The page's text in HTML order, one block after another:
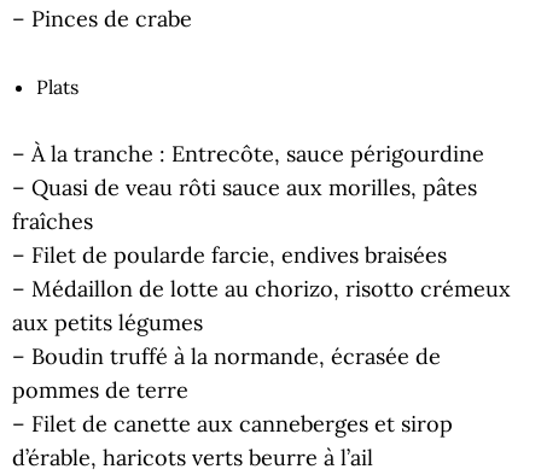
– Pinces de crabe
Plats
– À la tranche : Entrecôte, sauce périgourdine
– Quasi de veau rôti sauce aux morilles, pâtes
fraîches
– Filet de poularde farcie, endives braisées
– Médaillon de lotte au chorizo, risotto crémeux
aux petits légumes
– Boudin truffé à la normande, écrasée de
pommes de terre
– Filet de canette aux canneberges et sirop
d’érable, haricots verts beurre à l’ail